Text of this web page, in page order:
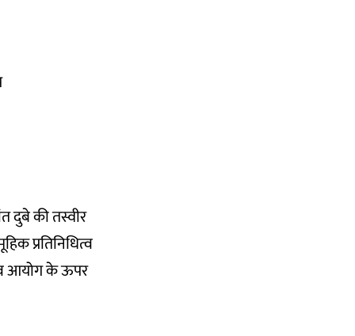
दुबे की तस्वीर
प्रतिनिधित्व
आयोग के ऊपर